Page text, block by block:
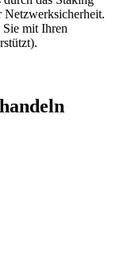
Netzwerksicherheit.
mit Ihren